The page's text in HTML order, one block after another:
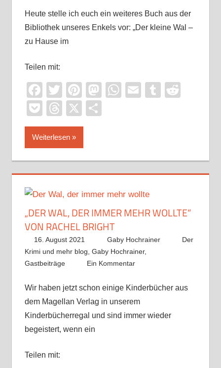
Heute stelle ich euch ein weiteres Buch aus der
Bibliothek unseres Enkels vor: „Der kleine Wal –
zu Hause im
Teilen mit:
Facebook
TwitterPinterest
Mastodon
WhatsApp
EmailTumblr
PocketThreads
X
Weiterlesen
„DER WAL, DER IMMER MEHR WOLLTE“
VON RACHEL BRIGHT
16. August 2021 Gaby Hochrainer
Der
Krimi und mehr blog Gaby Hochrainer,
Gastbeiträge
Ein Kommentar
Wir haben jetzt schon einige Kinderbücher aus
dem Magellan Verlag in unserem
Kinderbücherregal und sind immer wieder
begeistert, wenn ein
Teilen mit: